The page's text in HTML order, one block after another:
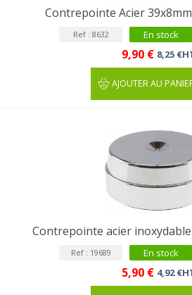
Contrepointe Acier
Ref : 8632 En stock
9,90 € 8,25
AJOUTER AU
Contrepointe acier
Ref : 19689 En stock
5,90 € 4,92